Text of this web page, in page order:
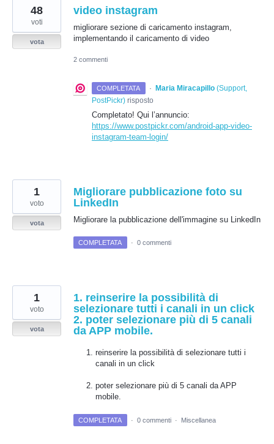
video instagram
migliorare sezione di caricamento instagram,
implementando il caricamento di video
48
voti
vota
2 commenti
COMPLETATA · Maria Miracapillo (Support,
PostPickr) risposto
Completato! Qui l’annuncio:
https://www.postpickr.com/android-app-video-
instagram-team-login/
Migliorare pubblicazione foto su
LinkedIn
Migliorare la pubblicazione dell'immagine su LinkedIn
1
voto
vota
COMPLETATA · 0 commenti
1. reinserire la possibilità di
selezionare tutti i canali in un click
2. poter selezionare più di 5 canali
da APP mobile.
reinserire la possibilità di selezionare tutti i
canali in un click
poter selezionare più di 5 canali da APP
mobile.
1
voto
vota
COMPLETATA · 0 commenti · Miscellanea